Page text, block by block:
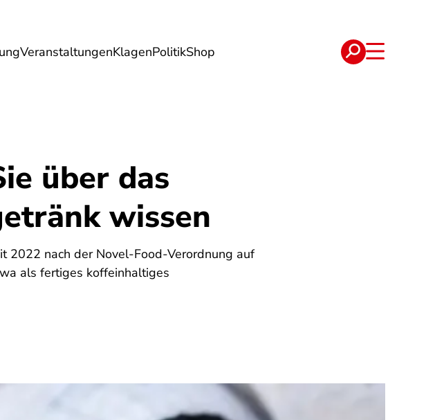
VeranstaltungenKlagenPolitikShop
Energie Reise Verträge
über das
wissen
2022 nach der Novel-Food-Verordnung auf
als fertiges koffeinhaltiges